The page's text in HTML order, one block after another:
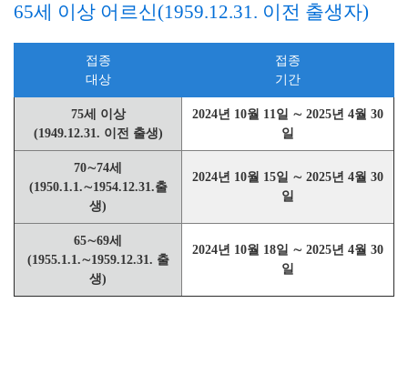
65세 이상 어르신(1959.12.31. 이전 출생자)
접종
대상
접종
기간
75세 이상
(1949.12.31. 이전 출생)
2024년 10월 11일 ∼ 2025년 4월 30
일
70∼74세
(1950.1.1.∼1954.12.31.출
생)
2024년 10월 15일 ∼ 2025년 4월 30
일
65∼69세
(1955.1.1.∼1959.12.31. 출
생)
2024년 10월 18일 ∼ 2025년 4월 30
일